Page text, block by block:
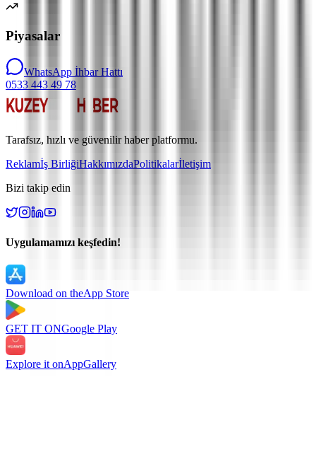
Piyasalar
WhatsApp İhbar Hattı
0533 443 49 78
Tarafsız, hızlı ve güvenilir haber platformu.
Reklamİş BirliğiHakkımızdaPolitikalarİletişim
Bizi takip edin
Uygulamamızı keşfedin!
Download on theApp Store
GET IT ONGoogle Play
Explore it onAppGallery